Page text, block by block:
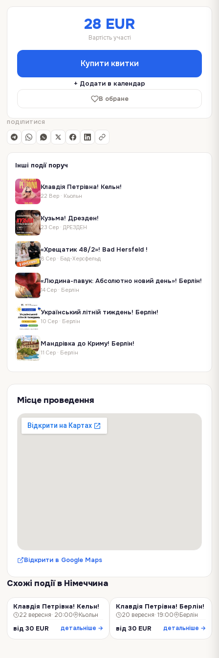
до глибокої меланхолії.
28 EUR
Вартість участі
Купити квитки
+ Додати в календар
В обране
ПОДІЛИТИСЯ
Інші події поруч
Клавдія Петрівна! Кельн!
22 Вер · Кьольн
Кузьма! Дрезден!
23 Сер · ДРЕЗДЕН
«Хрещатик 48/2»! Bad Hersfeld !
8 Сер · Бад-Херсфельд
«Людина-павук: Абсолютно новий день»! Берлін!
14 Сер · Берлін
Український літній тиждень! Берлін!
10 Сер · Берлін
Мандрівка до Криму! Берлін!
11 Сер · Берлін
Місце проведення
Відкрити в Google Maps
Схожі подіїв Німеччина
КОНЦЕРТ
Клавдія Петрівна! Кельн!
22 вересня· 20:00 Кьольн
від 30 EUR детальніше →
КОНЦЕРТ
Клавдія Петрівна! Берлін!
20 вересня· 19:00 Берлін
від 30 EUR детальніше →